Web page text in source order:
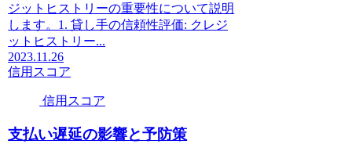
ジットヒストリーの重要性について説明
します。1. 貸し手の信頼性評価: クレジ
ットヒストリー...
2023.11.26
信用スコア
信用スコア
支払い遅延の影響と予防策